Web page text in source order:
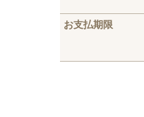
お支払期限